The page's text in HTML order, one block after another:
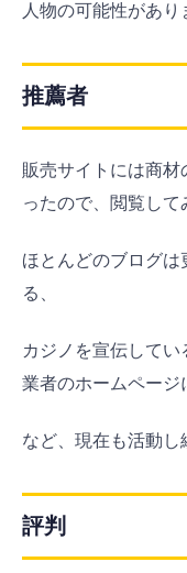
人物の可能性があり
推薦者
販売サイトには商
ったので、閲覧して
ほとんどのブログ
る、
カジノを宣伝して
業者のホームページ
など、現在も活動し
評判